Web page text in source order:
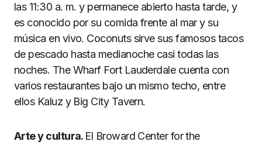
las 11:30 a. m. y permanece abierto hasta tarde, y
es conocido por su comida frente al mar y su
música en vivo. Coconuts sirve sus famosos tacos
de pescado hasta medianoche casi todas las
noches. The Wharf Fort Lauderdale cuenta con
varios restaurantes bajo un mismo techo, entre
ellos Kaluz y Big City Tavern.
Arte y cultura. El Broward Center for the